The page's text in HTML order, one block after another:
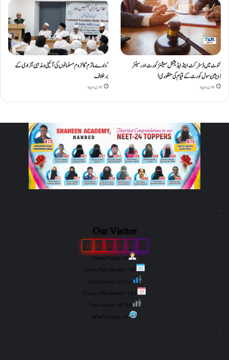
کنوٹ میں ڈسٹرکٹ اینڈ ایڈیشنل سیشنز کورٹ اور سینئر
ڈویژن سول کورٹ کے قیام کی منظوری!
6 دن ago
’وندے ماترم‘ کا لزوم مسلمانوں کی آئینی ومذہبی آزادی کے
برخلاف
6 دن ago
"
Our Visitor
0
6
1
3
3
1
Users Today : 0
"